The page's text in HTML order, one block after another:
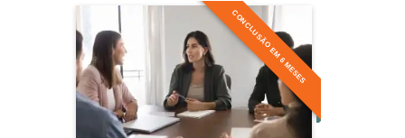
CONCLUSÃO EM 6 MESES
MBA em Liderança e
Gestão Estratégica de
Pessoas
Detalhes do curso